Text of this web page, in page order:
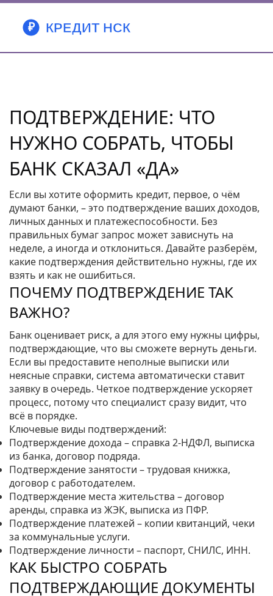
ПОДТВЕРЖДЕНИЕ: ЧТО
НУЖНО СОБРАТЬ, ЧТОБЫ
БАНК СКАЗАЛ «ДА»
Если вы хотите оформить кредит, первое, о чём
думают банки, – это подтверждение ваших доходов,
личных данных и платежеспособности. Без
правильных бумаг запрос может зависнуть на
неделе, а иногда и отклониться. Давайте разберём,
какие подтверждения действительно нужны, где их
взять и как не ошибиться.
ПОЧЕМУ ПОДТВЕРЖДЕНИЕ ТАК
ВАЖНО?
Банк оценивает риск, а для этого ему нужны цифры,
подтверждающие, что вы сможете вернуть деньги.
Если вы предоставите неполные выписки или
неясные справки, система автоматически ставит
заявку в очередь. Четкое подтверждение ускоряет
процесс, потому что специалист сразу видит, что
всё в порядке.
Ключевые виды подтверждений:
Подтверждение дохода – справка 2‑НДФЛ, выписка
из банка, договор подряда.
Подтверждение занятости – трудовая книжка,
договор с работодателем.
Подтверждение места жительства – договор
аренды, справка из ЖЭК, выписка из ПФР.
Подтверждение платежей – копии квитанций, чеки
за коммунальные услуги.
Подтверждение личности – паспорт, СНИЛС, ИНН.
КАК БЫСТРО СОБРАТЬ
ПОДТВЕРЖДАЮЩИЕ ДОКУМЕНТЫ